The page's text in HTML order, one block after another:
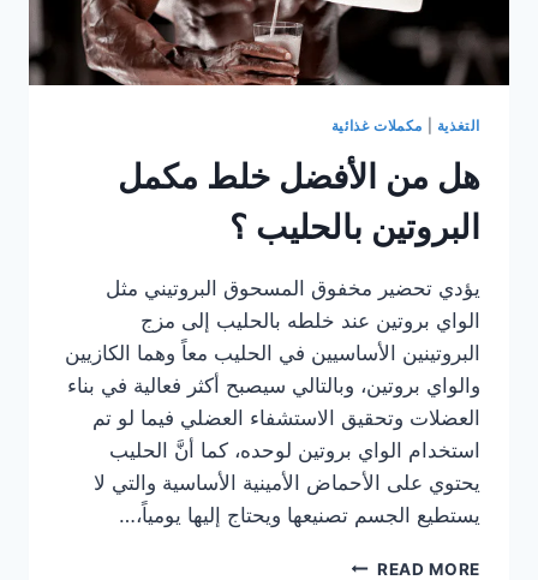
التغذية مكملات غذائية
هل من الأفضل خلط مكمل
البروتين بالحليب ؟
يؤدي تحضير مخفوق المسحوق البروتيني مثل
الواي بروتين عند خلطه بالحليب إلى مزج
البروتينين الأساسيين في الحليب معاً وهما الكازيين
والواي بروتين، وبالتالي سيصبح أكثر فعالية في بناء
العضلات وتحقيق الاستشفاء العضلي فيما لو تم
استخدام الواي بروتين لوحده، كما أنَّ الحليب
يحتوي على الأحماض الأمينية الأساسية والتي لا
يستطيع الجسم تصنيعها ويحتاج إليها يومياً،…
READ MOREهل